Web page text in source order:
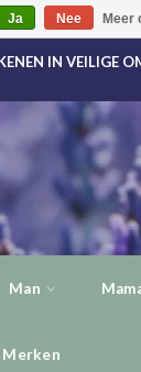
IN VEILIGE
Man
Merken
Ja Nee Meer